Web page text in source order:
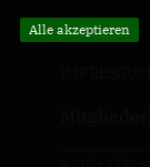
Alle akzeptieren